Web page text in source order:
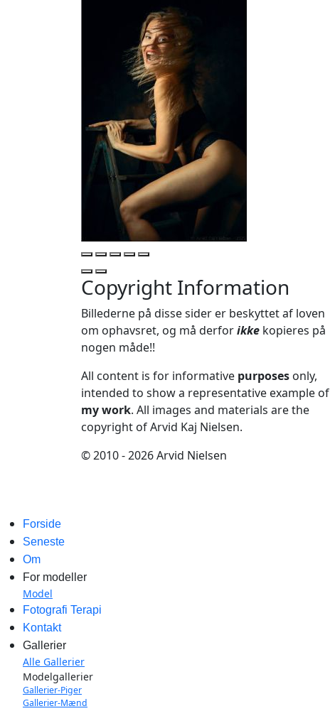
Copyright Information
Billederne på disse sider er beskyttet af loven
om ophavsret, og må derforikke kopieres på
nogen måde!!
All content is for informative purposes only,
intended to show a representative example of
my work. All images and materials are the
copyright of Arvid Kaj Nielsen.
© 2010 - 2026 Arvid Nielsen
Forside
Seneste
Om
For modeller
Model
Fotografi Terapi
Kontakt
Gallerier
Alle Gallerier
Modelgallerier
Gallerier-Piger
Gallerier-Mænd